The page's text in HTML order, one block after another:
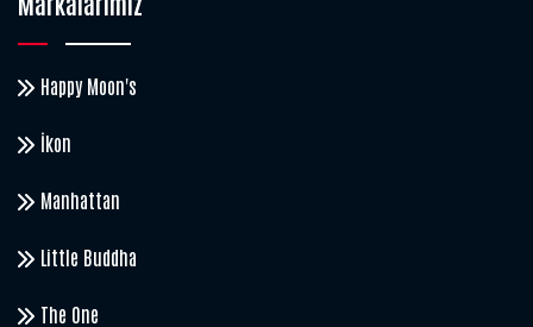
Happy Moon's
İkon
Manhattan
Little Buddha
The One